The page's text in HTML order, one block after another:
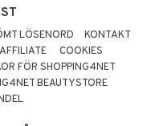
LÖSENORD
KONTAKT
COOKIES
FÖR SHOPPING4NET
BEAUTYSTORE